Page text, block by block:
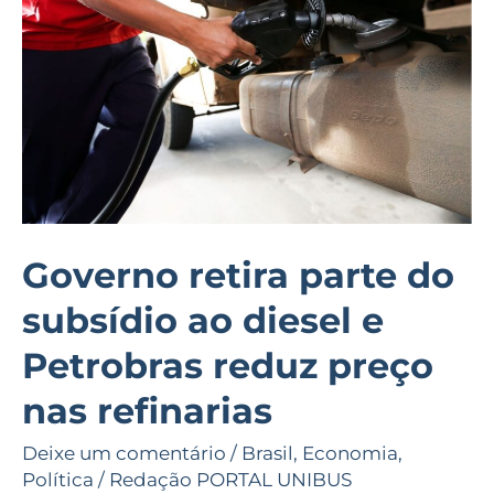
Governo retira parte do
subsídio ao diesel e
Petrobras reduz preço
nas refinarias
Deixe um comentário / Brasil, Economia,
Política / Redação PORTAL UNIBUS
subsídio
Petrobras
reduz
preço
refinarias